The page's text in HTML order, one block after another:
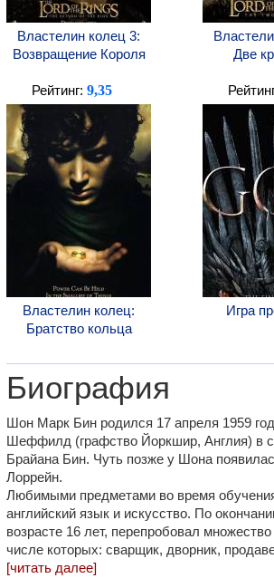
Властелин колец 3:
Возвращение Короля
Две
Рейтинг: 9,35
Властелин колец:
Братство кольца
Игра
Биография
Шон Марк Бин родился 17 апреля 1959
Шеффилд (графство Йоркшир, Англия) в
Брайана Бин. Чуть позже у Шона
Лоррейн.
Любимыми предметами во время
английский язык и искусство. По
возрасте 16 лет, перепробовал
числе которых: сварщик, дворник,
[читать далее]